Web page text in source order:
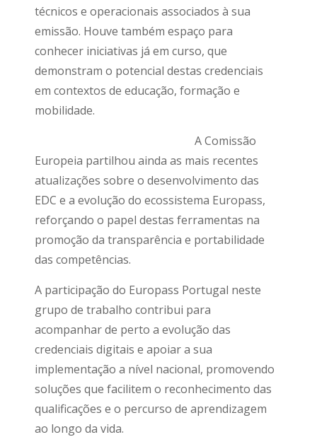
técnicos e operacionais associados à sua
emissão. Houve também espaço para
conhecer iniciativas já em curso, que
demonstram o potencial destas credenciais
em contextos de educação, formação e
mobilidade.
A Comissão
Europeia partilhou ainda as mais recentes
atualizações sobre o desenvolvimento das
EDC e a evolução do ecossistema Europass,
reforçando o papel destas ferramentas na
promoção da transparência e portabilidade
das competências.
A participação do Europass Portugal neste
grupo de trabalho contribui para
acompanhar de perto a evolução das
credenciais digitais e apoiar a sua
implementação a nível nacional, promovendo
soluções que facilitem o reconhecimento das
qualificações e o percurso de aprendizagem
ao longo da vida.